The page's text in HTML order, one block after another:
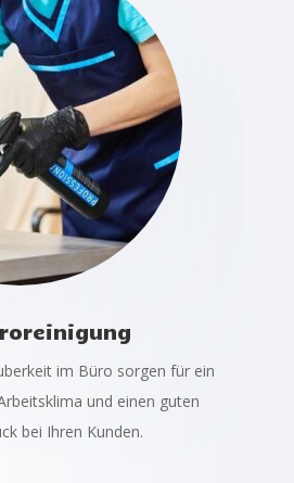
im Büro sorgen für ein
und einen guten
bei Ihren Kunden.